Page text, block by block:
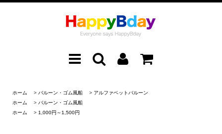
ホーム > バルーン・ゴム風船 > アルファベットバルーン
ホーム
> バルーン・ゴム風船
ホーム
> 1,000円～1,500円